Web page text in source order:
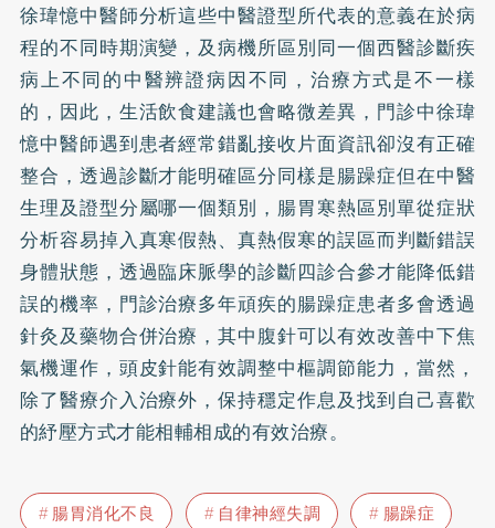
徐瑋憶中醫師分析這些中醫證型所代表的意義在於病
程的不同時期演變，及病機所區別同一個西醫診斷疾
病上不同的中醫辨證病因不同，治療方式是不一樣
的，因此，生活飲食建議也會略微差異，門診中徐瑋
憶中醫師遇到患者經常錯亂接收片面資訊卻沒有正確
整合，透過診斷才能明確區分同樣是腸躁症但在中醫
生理及證型分屬哪一個類別，腸胃寒熱區別單從症狀
分析容易掉入真寒假熱、真熱假寒的誤區而判斷錯誤
身體狀態，透過臨床脈學的診斷四診合參才能降低錯
誤的機率，門診治療多年頑疾的腸躁症患者多會透過
針灸及藥物合併治療，其中腹針可以有效改善中下焦
氣機運作，頭皮針能有效調整中樞調節能力，當然，
除了醫療介入治療外，保持穩定作息及找到自己喜歡
的紓壓方式才能相輔相成的有效治療。
腸胃消化不良 自律神經失調
腸躁症